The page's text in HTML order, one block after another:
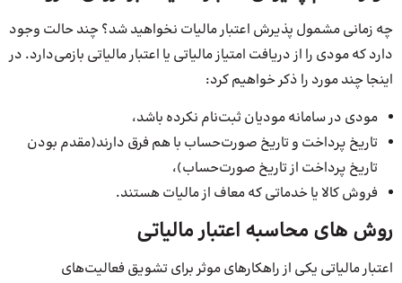
چه زمانی مشمول پذیرش اعتبار مالیات نخواهید شد؟ چند حالت وجود
دارد که مودی را از دریافت امتیاز مالیاتی یا اعتبار مالیاتی بازمی‌دارد. در
اینجا چند مورد را ذکر خواهیم کرد:
مودی در سامانه مودیان ثبت‌نام نکرده باشد،
تاریخ پرداخت و تاریخ صورت‌حساب با هم فرق دارند(مقدم بودن
تاریخ پرداخت از تاریخ صورت‌حساب)،
فروش کالا یا خدماتی که معاف از مالیات هستند.
روش‌ های محاسبه اعتبار مالیاتی
اعتبار مالیاتی یکی از راهکارهای موثر برای تشویق فعالیت‌های